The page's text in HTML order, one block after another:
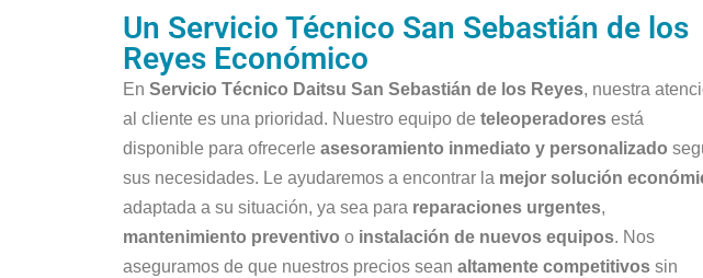
Un Servicio Técnico San Sebastián de los
Reyes Económico
En Servicio Técnico Daitsu San Sebastián de los Reyes, nuestra
al cliente es una prioridad. Nuestro equipo de teleoperadores está
disponible para ofrecerle asesoramiento inmediato y personalizado
sus necesidades. Le ayudaremos a encontrar la mejor solución
adaptada a su situación, ya sea para reparaciones urgentes,
mantenimiento preventivo o instalación de nuevos equipos. Nos
aseguramos de que nuestros precios sean altamente competitivos sin